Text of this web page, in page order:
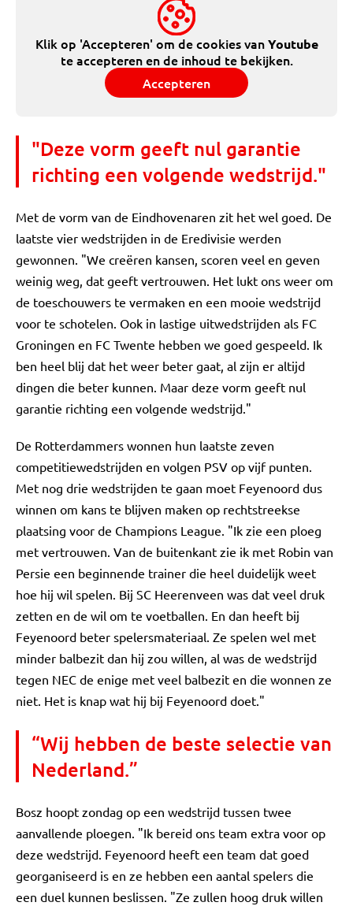
Klik op 'Accepteren' om de cookies vanYoutube
te accepteren en de inhoud te bekijken.
Accepteren
"Deze vorm geeft nul garantie
richting een volgende wedstrijd."
Met de vorm van de Eindhovenaren zit het wel goed. De
laatste vier wedstrijden in de Eredivisie werden
gewonnen. "We creëren kansen, scoren veel en geven
weinig weg, dat geeft vertrouwen. Het lukt ons weer om
de toeschouwers te vermaken en een mooie wedstrijd
voor te schotelen. Ook in lastige uitwedstrijden als FC
Groningen en FC Twente hebben we goed gespeeld. Ik
ben heel blij dat het weer beter gaat, al zijn er altijd
dingen die beter kunnen. Maar deze vorm geeft nul
garantie richting een volgende wedstrijd."
De Rotterdammers wonnen hun laatste zeven
competitiewedstrijden en volgen PSV op vijf punten.
Met nog drie wedstrijden te gaan moet Feyenoord dus
winnen om kans te blijven maken op rechtstreekse
plaatsing voor de Champions League. "Ik zie een ploeg
met vertrouwen. Van de buitenkant zie ik met Robin van
Persie een beginnende trainer die heel duidelijk weet
hoe hij wil spelen. Bij SC Heerenveen was dat veel druk
zetten en de wil om te voetballen. En dan heeft bij
Feyenoord beter spelersmateriaal. Ze spelen wel met
minder balbezit dan hij zou willen, al was de wedstrijd
tegen NEC de enige met veel balbezit en die wonnen ze
niet. Het is knap wat hij bij Feyenoord doet."
“Wij hebben de beste selectie van
Nederland.”
Bosz hoopt zondag op een wedstrijd tussen twee
aanvallende ploegen. "Ik bereid ons team extra voor op
deze wedstrijd. Feyenoord heeft een team dat goed
georganiseerd is en ze hebben een aantal spelers die
een duel kunnen beslissen. "Ze zullen hoog druk willen